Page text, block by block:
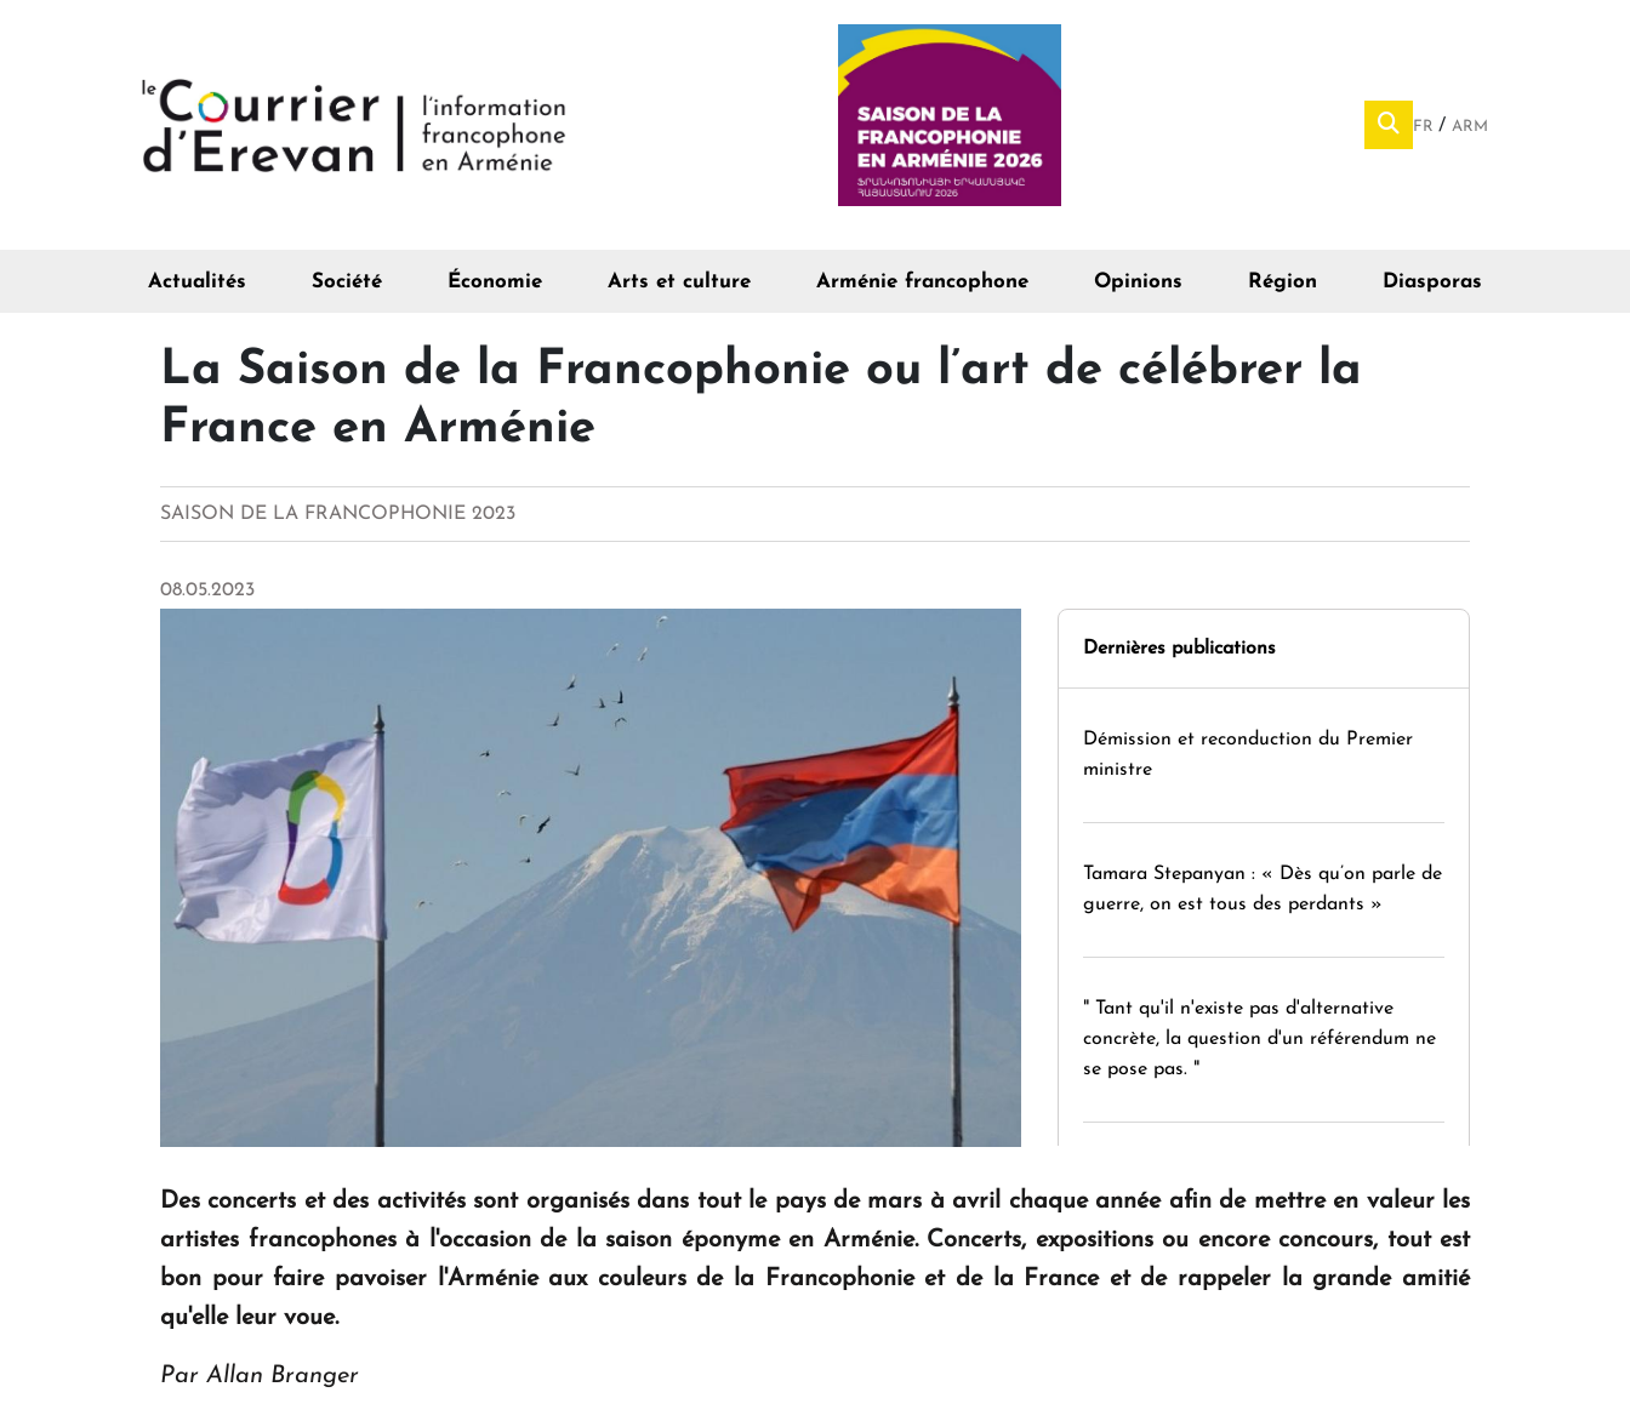
FR ARM
Actualités Société Économie Arts et culture Arménie francophone Opinions Région Diasporas
La Saison de la Francophonie ou l’art de célébrer la
France en Arménie
SAISON DE LA FRANCOPHONIE 2023
08.05.2023
Dernières publications
Démission et reconduction du Premier
ministre
Tamara Stepanyan : « Dès qu’on parle de
guerre, on est tous des perdants »
" Tant qu'il n'existe pas d'alternative
concrète, la question d'un référendum ne
se pose pas. "
d'avenir en Arménie
Des concerts et des activités sont organisés dans tout le pays de mars à avril chaque année afin de mettre en valeur les
artistes francophones à l'occasion de la saison éponyme en Arménie. Concerts, expositions ou encore concours, tout est
bon pour faire pavoiser l'Arménie aux couleurs de la Francophonie et de la France et de rappeler la grande amitié
qu'elle leur voue.
Par Allan Branger